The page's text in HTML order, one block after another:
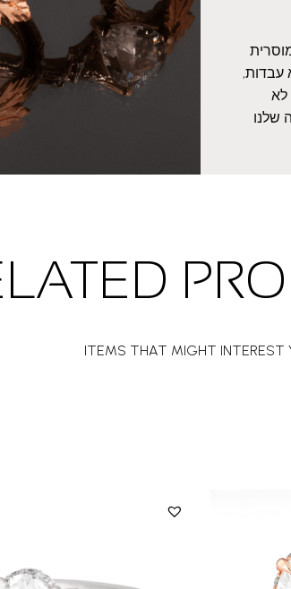
עבדות,
לא
שלנו
ITEMS THAT MIGHT INTEREST